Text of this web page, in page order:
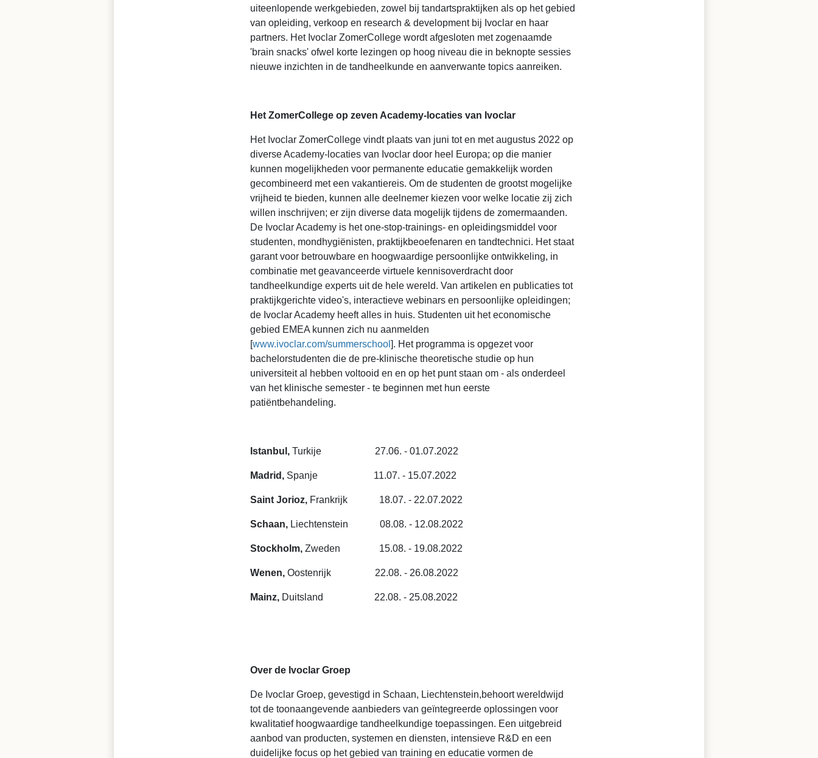
uiteenlopende werkgebieden, zowel bij tandartspraktijken als op het gebied
van opleiding, verkoop en research & development bij Ivoclar en haar
partners. Het Ivoclar ZomerCollege wordt afgesloten met zogenaamde
'brain snacks' ofwel korte lezingen op hoog niveau die in beknopte sessies
nieuwe inzichten in de tandheelkunde en aanverwante topics aanreiken.
Het ZomerCollege op zeven Academy-locaties van Ivoclar
Het Ivoclar ZomerCollege vindt plaats van juni tot en met augustus 2022 op
diverse Academy-locaties van Ivoclar door heel Europa; op die manier
kunnen mogelijkheden voor permanente educatie gemakkelijk worden
gecombineerd met een vakantiereis. Om de studenten de grootst mogelijke
vrijheid te bieden, kunnen alle deelnemer kiezen voor welke locatie zij zich
willen inschrijven; er zijn diverse data mogelijk tijdens de zomermaanden.
De Ivoclar Academy is het one-stop-trainings- en opleidingsmiddel voor
studenten, mondhygiënisten, praktijkbeoefenaren en tandtechnici. Het staat
garant voor betrouwbare en hoogwaardige persoonlijke ontwikkeling, in
combinatie met geavanceerde virtuele kennisoverdracht door
tandheelkundige experts uit de hele wereld. Van artikelen en publicaties tot
praktijkgerichte video's, interactieve webinars en persoonlijke opleidingen;
de Ivoclar Academy heeft alles in huis. Studenten uit het economische
gebied EMEA kunnen zich nu aanmelden
[www.ivoclar.com/summerschool ]. Het programma is opgezet voor
bachelorstudenten die de pre-klinische theoretische studie op hun
universiteit al hebben voltooid en en op het punt staan om - als onderdeel
van het klinische semester - te beginnen met hun eerste
patiëntbehandeling.
Istanbul, Turkije 27.06. - 01.07.2022
Madrid, Spanje 11.07. - 15.07.2022
Saint Jorioz, Frankrijk 18.07. - 22.07.2022
Schaan, Liechtenstein 08.08. - 12.08.2022
Stockholm, Zweden 15.08. - 19.08.2022
Wenen, Oostenrijk 22.08. - 26.08.2022
Mainz, Duitsland 22.08. - 25.08.2022
Over de Ivoclar Groep
De Ivoclar Groep, gevestigd in Schaan, Liechtenstein,behoort wereldwijd
tot de toonaangevende aanbieders van geïntegreerde oplossingen voor
kwalitatief hoogwaardige tandheelkundige toepassingen. Een uitgebreid
aanbod van producten, systemen en diensten, intensieve R&D en een
duidelijke focus op het gebied van training en educatie vormen de